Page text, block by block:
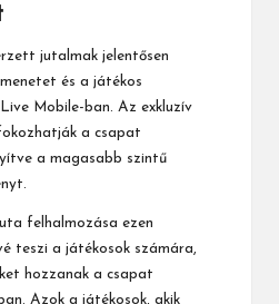
jutalmak jelentősen
és a játékos
Mobile-ban. Az exkluzív
a csapat
a magasabb szintű
felhalmozása ezen
teszi a játékosok számára,
hozzanak a csapat
Azok a játékosok, akik